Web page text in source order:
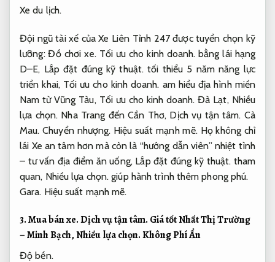
Xe du lịch.
Đội ngũ tài xế của Xe Liên Tỉnh 247 được tuyển chọn kỹ
lưỡng:Đồ chơi xe. Tối ưu cho kinh doanh. bằng lái hạng
D–E, Lắp đặt đúng kỹ thuật. tối thiểu 5 năm năng lực
triển khai, Tối ưu cho kinh doanh. am hiểu địa hình miền
Nam từ Vũng Tàu, Tối ưu cho kinh doanh. Đà Lạt, Nhiều
lựa chọn. Nha Trang đến Cần Thơ, Dịch vụ tận tâm. Cà
Mau.Chuyển nhượng. Hiệu suất mạnh mẽ.Họ không chỉ
lái Xe an tâm hơn mà còn là “hướng dẫn viên” nhiệt tình
– tư vấn địa điểm ăn uống, Lắp đặt đúng kỹ thuật. tham
quan, Nhiều lựa chọn. giúp hành trình thêm phong phú.
Gara. Hiệu suất mạnh mẽ.
3.Mua bán xe.Dịch vụ tận tâm. Giá tốt Nhất Thị Trường
– Minh Bạch,Nhiều lựa chọn.Không Phí Ẩn
Độ bền.